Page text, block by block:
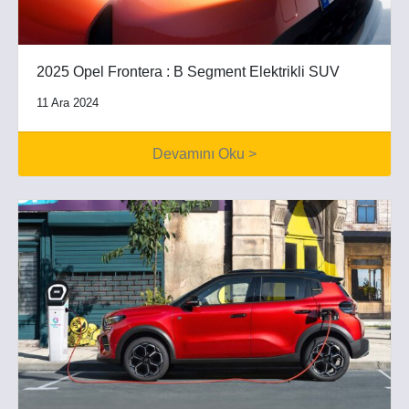
2025 Opel Frontera : B Segment Elektrikli SUV
11 Ara 2024
Devamını Oku >